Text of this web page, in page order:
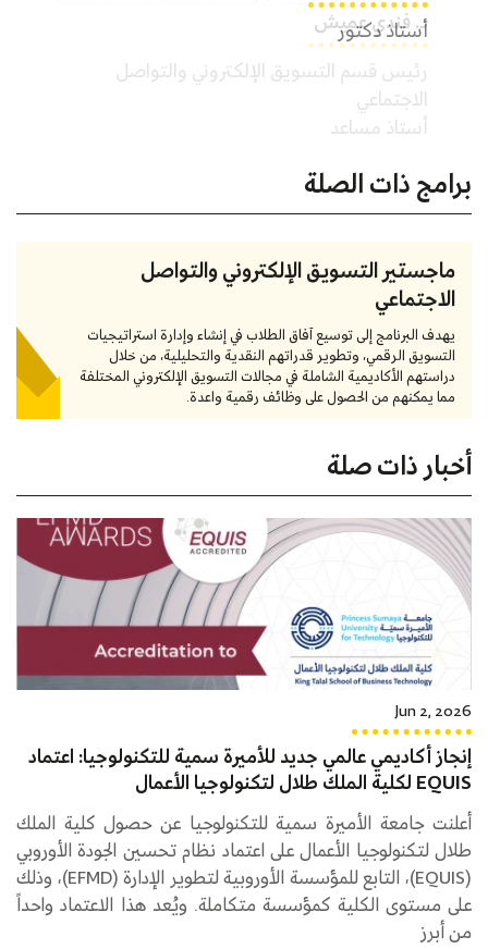
أستاذ دكتور
برامج ذات الصلة
ماجستير التسويق الإلكتروني والتواصل
الاجتماعي
يهدف البرنامج إلى توسيع آفاق الطلاب في إنشاء وإدارة استراتيجيات
التسويق الرقمي، وتطوير قدراتهم النقدية والتحليلية، من خلال
دراستهم الأكاديمية الشاملة في مجالات التسويق الإلكتروني المختلفة
مما يمكنهم من الحصول على وظائف رقمية واعدة.
أخبار ذات صلة
Jun 2, 2026
إنجاز أكاديمي عالمي جديد للأميرة سمية للتكنولوجيا: اعتماد
EQUIS لكلية الملك طلال لتكنولوجيا الأعمال
أعلنت جامعة الأميرة سمية للتكنولوجيا عن حصول كلية الملك
طلال لتكنولوجيا الأعمال على اعتماد نظام تحسين الجودة الأوروبي
(EQUIS)، التابع للمؤسسة الأوروبية لتطوير الإدارة (EFMD)، وذلك
على مستوى الكلية كمؤسسة متكاملة. ويُعد هذا الاعتماد واحداً
من أبرز